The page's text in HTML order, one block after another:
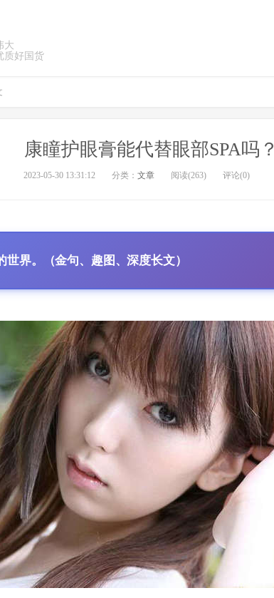
大
质好国货
康瞳护眼膏能代替眼部SPA吗？
2023-05-30 13:31:12 分类： 文章 阅读(263) 评论(0)
界。（金句、趣图、深度长文）